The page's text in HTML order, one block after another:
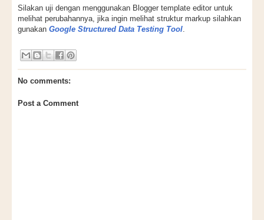
Silakan uji dengan menggunakan Blogger template editor untuk
melihat perubahannya, jika ingin melihat struktur markup silahkan
gunakan Google Structured Data Testing Tool.
No comments:
Post a Comment